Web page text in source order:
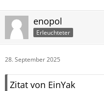
enopol
Erleuchteter
28. September 2025
Zitat von EinYak